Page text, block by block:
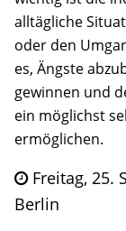
alltägliche
oder den
es, Ängste
gewinnen und
ein möglichst
ermöglichen.
Freitag, 25.
Berlin